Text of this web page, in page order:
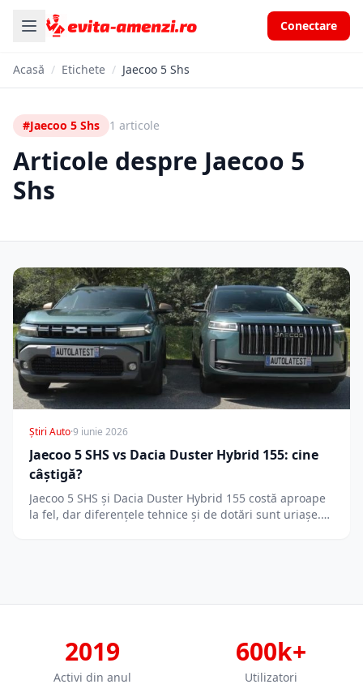
Conectare
Acasă / Etichete / Jaecoo 5 Shs
#Jaecoo 5 Shs 1 articole
Articole despre Jaecoo 5
Shs
Știri Auto·9 iunie 2026
Jaecoo 5 SHS vs Dacia Duster Hybrid 155: cine
câștigă?
Jaecoo 5 SHS și Dacia Duster Hybrid 155 costă aproape
la fel, dar diferențele tehnice și de dotări sunt uriașe.…
2019
Activi din anul
600k+
Utilizatori